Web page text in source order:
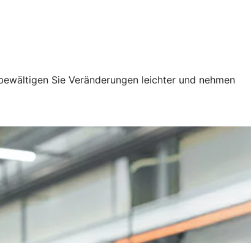
Sie Veränderungen leichter und nehmen